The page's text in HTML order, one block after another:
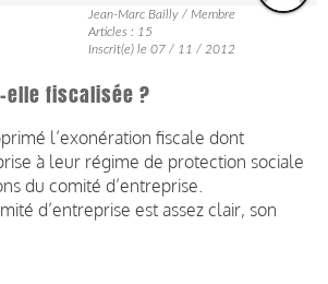
Jean-Marc Bailly / Membre
Articles : 15
Inscrit(e) le 07 / 11 / 2012
elle fiscalisée ?
l’exonération fiscale dont
à leur régime de protection sociale
du comité d’entreprise.
d’entreprise est assez clair, son